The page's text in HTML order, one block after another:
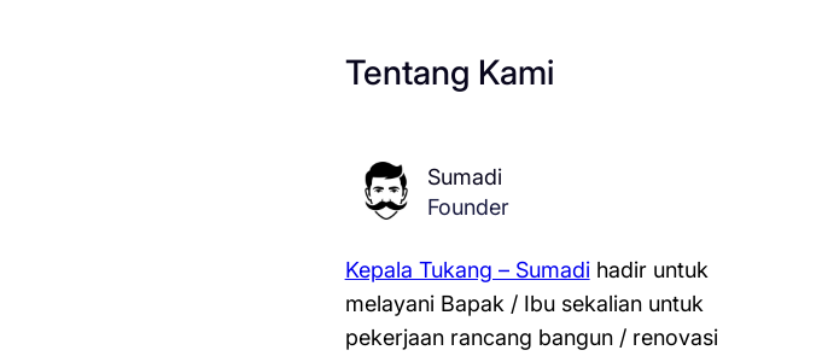
Tentang Kami
Sumadi
Founder
Kepala Tukang – Sumadihadir untuk
melayani Bapak / Ibu sekalian untuk
pekerjaan rancang bangun / renovasi